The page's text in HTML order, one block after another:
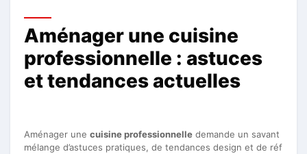
Aménager une cuisine
professionnelle : astuces
et tendances actuelles
Aménager une cuisine professionnelle demande un savant
mélange d’astuces pratiques, de tendances design et de réf